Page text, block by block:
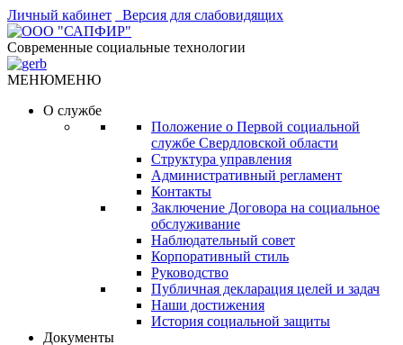
Личный кабинет Версия для слабовидящих
Современные социальные технологии
МЕНЮМЕНЮ
О службе
Положение о Первой социальной
службе Свердловской области
Структура управления
Административный регламент
Контакты
Заключение Договора на социальное
обслуживание
Наблюдательный совет
Корпоративный стиль
Руководство
Публичная декларация целей и задач
Наши достижения
История социальной защиты
Документы